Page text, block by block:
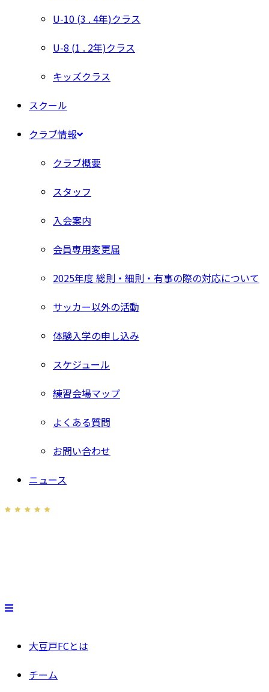
U-10 (3 . 4年)クラス
U-8 (1 . 2年)クラス
キッズクラス
スクール
クラブ情報
クラブ概要
スタッフ
入会案内
会員専用変更届
2025年度 総則・細則・有事の際の対応について
サッカー以外の活動
体験入学の申し込み
スケジュール
練習会場マップ
よくある質問
お問い合わせ
ニュース
大豆戸FCとは
チーム